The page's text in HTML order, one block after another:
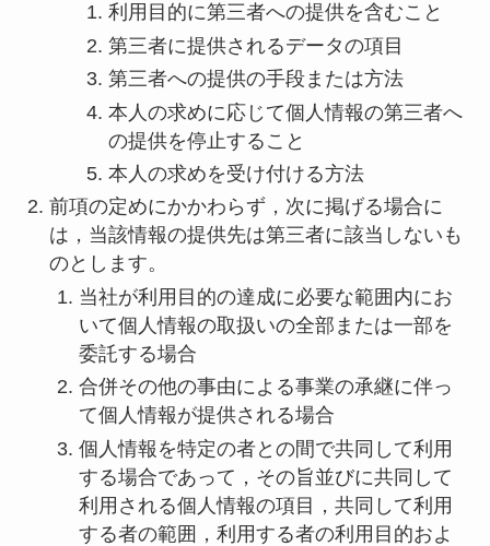
利用目的に第三者への提供を含むこと
第三者に提供されるデータの項目
第三者への提供の手段または方法
本人の求めに応じて個人情報の第三者へ
の提供を停止すること
本人の求めを受け付ける方法
前項の定めにかかわらず，次に掲げる場合に
は，当該情報の提供先は第三者に該当しないも
のとします。
当社が利用目的の達成に必要な範囲内にお
いて個人情報の取扱いの全部または一部を
委託する場合
合併その他の事由による事業の承継に伴っ
て個人情報が提供される場合
個人情報を特定の者との間で共同して利用
する場合であって，その旨並びに共同して
利用される個人情報の項目，共同して利用
する者の範囲，利用する者の利用目的およ